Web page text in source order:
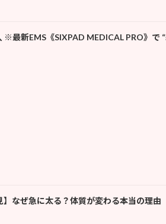
※最新EMS《SIXPAD MEDICAL PRO》で
】なぜ急に太る？体質が変わる本当の理由